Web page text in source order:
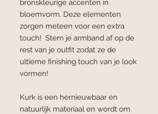
bronskleurige accenten in
bloemvorm. Deze elementen
zorgen meteen voor een extra
touch! Stem je armband af op de
rest van je outfit zodat ze de
ultieme finishing touch van je look
vormen!
Kurk is een hernieuwbaar en
natuurlijk materiaal en wordt om